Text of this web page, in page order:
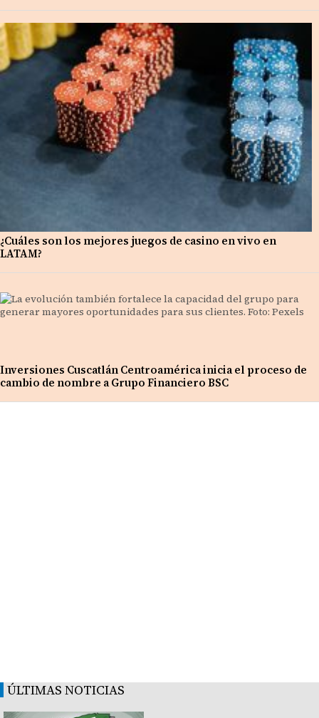
¿Cuáles son los mejores juegos de casino en vivo en
LATAM?
Inversiones Cuscatlán Centroamérica inicia el proceso de
cambio de nombre a Grupo Financiero BSC
ÚLTIMAS NOTICIAS